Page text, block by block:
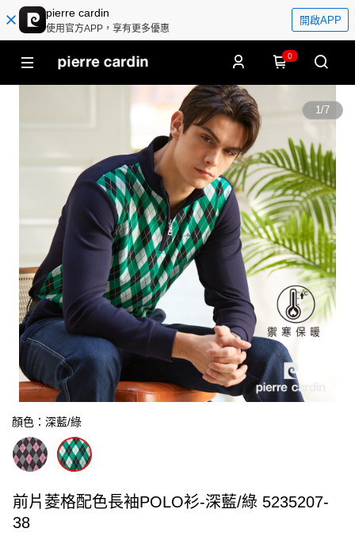
pierre cardin
使用官方APP，享有更多優惠
開啟APP
0
1/7
顏色：深藍/綠
前片菱格配色長袖POLO衫-深藍/綠 5235207-
38